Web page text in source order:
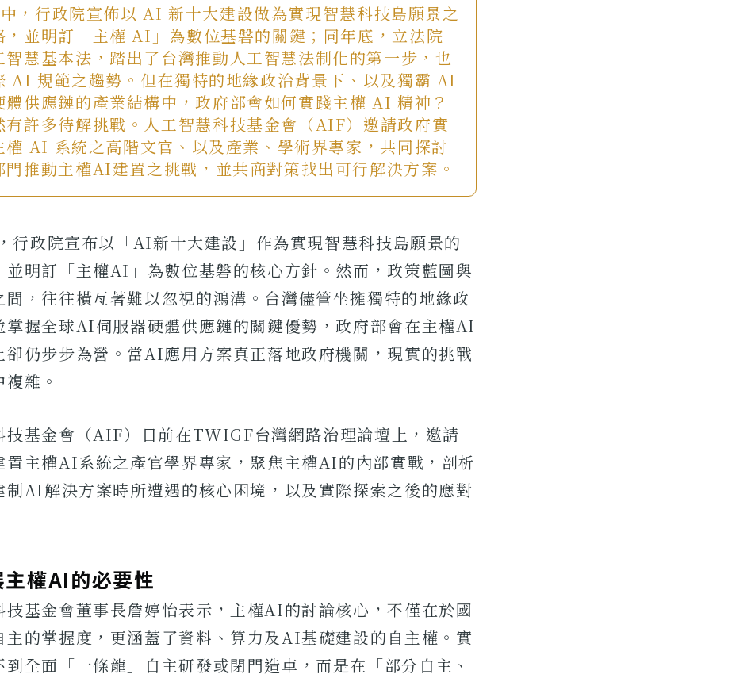
，行政院宣佈以 AI 新十大建設做為實現智慧科技島願景之
，並明訂「主權 AI」為數位基磐的關鍵；同年底，立法院
智慧基本法，踏出了台灣推動人工智慧法制化的第一步，也
AI 規範之趨勢。但在獨特的地緣政治背景下、以及獨霸 AI
體供應鏈的產業結構中，政府部會如何實踐主權 AI 精神？
有許多待解挑戰。人工智慧科技基金會（AIF）邀請政府實
權 AI 系統之高階文官、以及產業、學術界專家，共同探討
門推動主權AI建置之挑戰，並共商對策找出可行解決方案。
行政院宣布以「AI新十大建設」作為實現智慧科技島願景的
並明訂「主權AI」為數位基磐的核心方針。然而，政策藍圖與
間，往往橫亙著難以忽視的鴻溝。台灣儘管坐擁獨特的地緣政
掌握全球AI伺服器硬體供應鏈的關鍵優勢，政府部會在主權AI
卻仍步步為營。當AI應用方案真正落地政府機關，現實的挑戰
雜。
技基金會（AIF）日前在TWIGF台灣網路治理論壇上，邀請
置主權AI系統之產官學界專家，聚焦主權AI的內部實戰，剖析
制AI解決方案時所遭遇的核心困境，以及實際探索之後的應對
主權AI的必要性
技基金會董事長詹婷怡表示，主權AI的討論核心，不僅在於國
主的掌握度，更涵蓋了資料、算力及AI基礎建設的自主權。實
到全面「一條龍」自主研發或閉門造車，而是在「部分自主、